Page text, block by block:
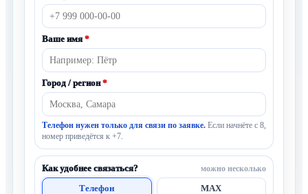
Ваше имя*
Город / регион*
Телефон нужен только для связи по заявке. Если начнёте с 8,
номер приведётся к +7.
Как удобнее связаться? можно несколько
Телефон MAX